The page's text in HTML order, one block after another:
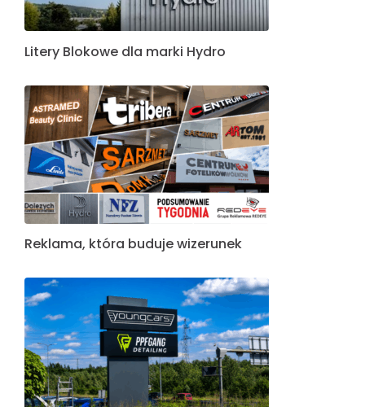
Litery Blokowe dla marki Hydro
Reklama, która buduje wizerunek